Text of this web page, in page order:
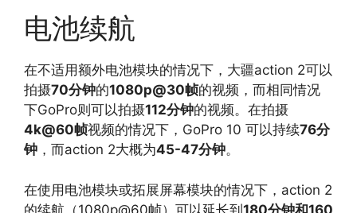
电池续航
在不适用额外电池模块的情况下，大疆action 2可以
拍摄70分钟的1080p@30帧的视频，而相同情况
下GoPro则可以拍摄112分钟的视频。在拍摄
4k@60帧视频的情况下，GoPro 10 可以持续76分
钟 ，而action 2大概为45-47分钟。
在使用电池模块或拓展屏幕模块的情况下，action 2
的续航（1080p@60帧）可以延长到180分钟和160